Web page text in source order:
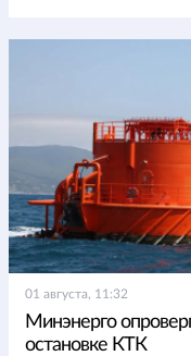
01 августа, 11:32
Минэнерго
остановке КТК